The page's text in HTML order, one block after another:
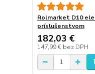
Rolmarket D10
príslušenstvom
182,03 €
147,99 € bez DPH